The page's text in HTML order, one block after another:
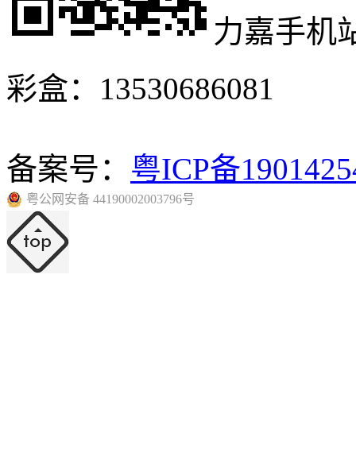
力嘉手机
彩盒：13530686081
备案号： 粤ICP备
粤公网安备 44190002003796号